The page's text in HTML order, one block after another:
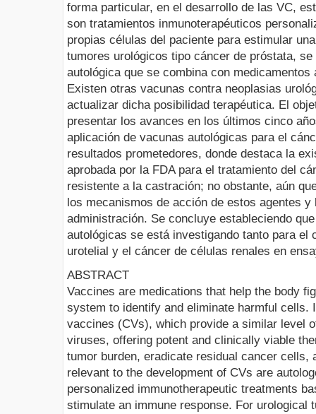
forma particular, en el desarrollo de las VC,
son tratamientos inmunoterapéuticos
propias células del paciente para estimular
tumores urológicos tipo cáncer de próstata,
autológica que se combina con
Existen otras vacunas contra neoplasias
actualizar dicha posibilidad terapéutica. El
presentar los avances en los últimos cinco
aplicación de vacunas autológicas para el
resultados prometedores, donde destaca la
aprobada por la FDA para el tratamiento del
resistente a la castración; no obstante, aún
los mecanismos de acción de estos agentes
administración. Se concluye estableciendo
autológicas se está investigando tanto para el
urotelial y el cáncer de células renales en
ABSTRACT
Vaccines are medications that help the body
system to identify and eliminate harmful cells.
vaccines (CVs), which provide a similar level
viruses, offering potent and clinically viable
tumor burden, eradicate residual cancer cells,
relevant to the development of CVs are
personalized immunotherapeutic treatments
stimulate an immune response. For urological